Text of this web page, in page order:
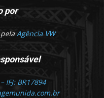
por
Agência VW
IFJ: BR17894